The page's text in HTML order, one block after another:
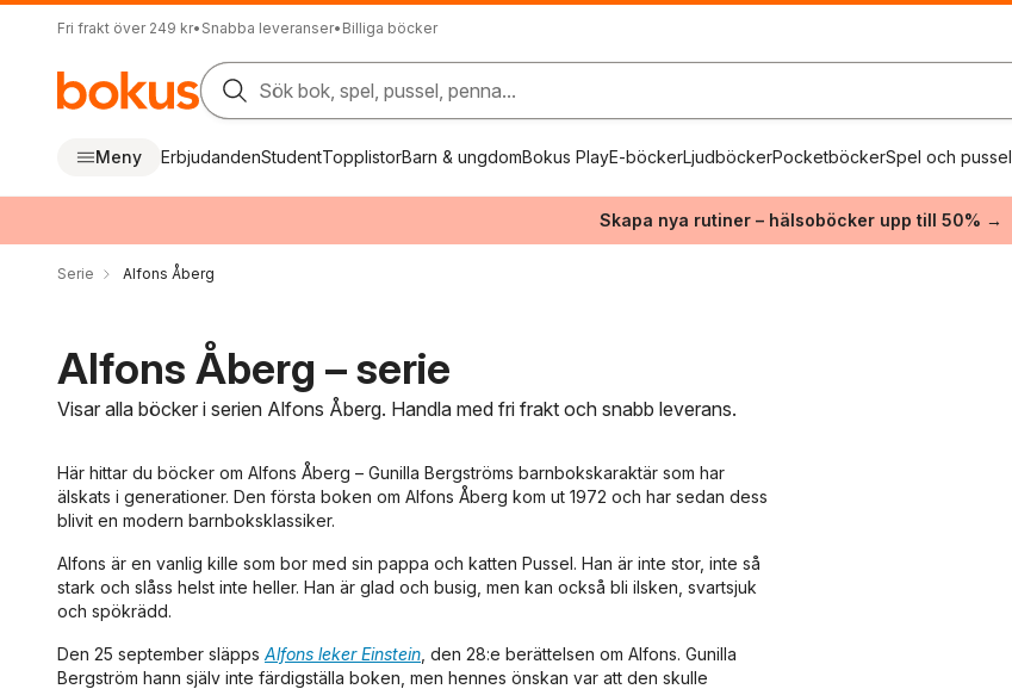
Fri frakt över 249 kr• Snabba leveranser• Billiga böcker
Sök bok, spel, pussel, penna...
Meny ErbjudandenStudentTopplistorBarn & ungdomBokus PlayE-böckerLjudböckerPocketböckerSpel och pussel
Skapa nya rutiner – hälsoböcker upp till 50% →
Serie Alfons Åberg
Alfons Åberg – serie
Visar alla böcker i serien Alfons Åberg. Handla med fri frakt och snabb leverans.
Här hittar du böcker om Alfons Åberg – Gunilla Bergströms barnbokskaraktär som har
älskats i generationer. Den första boken om Alfons Åberg kom ut 1972 och har sedan dess
blivit en modern barnboksklassiker.
Alfons är en vanlig kille som bor med sin pappa och katten Pussel. Han är inte stor, inte så
stark och slåss helst inte heller. Han är glad och busig, men kan också bli ilsken, svartsjuk
och spökrädd.
Den 25 september släpps Alfons leker Einstein , den 28:e berättelsen om Alfons. Gunilla
Bergström hann själv inte färdigställa boken, men hennes önskan var att den skulle